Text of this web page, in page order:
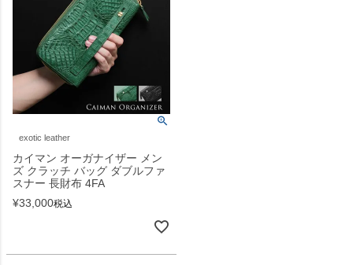
exotic leather
カイマン オーガナイザー メン
ズ クラッチ バッグ ダブルファ
スナー 長財布 4FA
¥33,000税込